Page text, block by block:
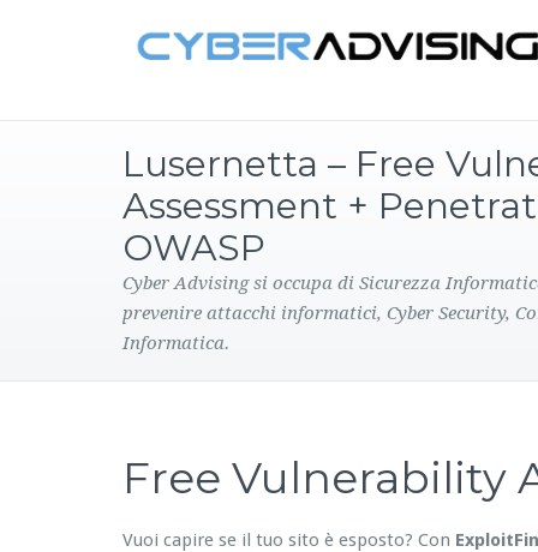
Lusernetta – Free
Assessment +
OWASP
Cyber Advising si occupa di Sicurezza
prevenire attacchi informatici, Cyber Security,
Informatica.
Free Vulnerability
Vuoi capire se il tuo sito è esposto? Con